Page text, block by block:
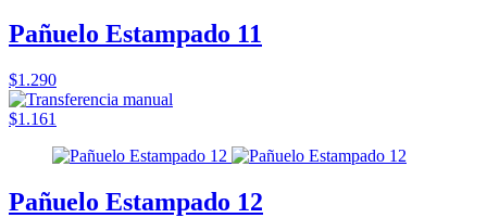
Pañuelo Estampado 11
$1.290
$1.161
Pañuelo Estampado 12